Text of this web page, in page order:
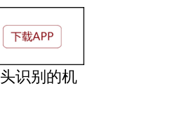
识别的机